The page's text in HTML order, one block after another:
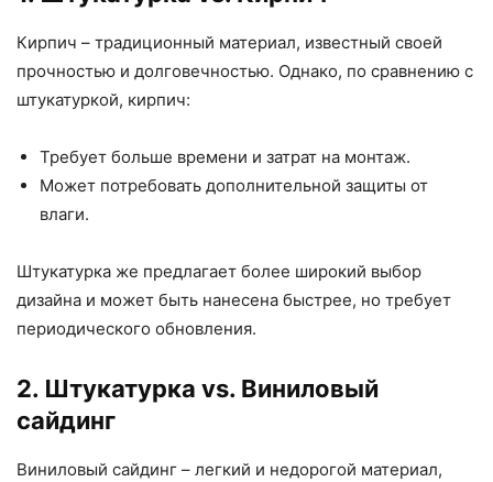
Кирпич – традиционный материал, известный своей
прочностью и долговечностью. Однако, по сравнению с
штукатуркой, кирпич:
Требует больше времени и затрат на монтаж.
Может потребовать дополнительной защиты от
влаги.
Штукатурка же предлагает более широкий выбор
дизайна и может быть нанесена быстрее, но требует
периодического обновления.
2. Штукатурка vs. Виниловый
сайдинг
Виниловый сайдинг – легкий и недорогой материал,